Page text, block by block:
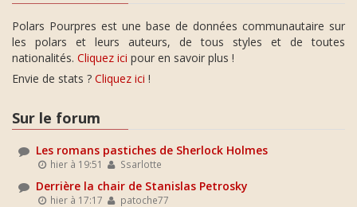
Polars Pourpres est une base de données communautaire sur
les polars et leurs auteurs, de tous styles et de toutes
nationalités. Cliquez ici pour en savoir plus !
Envie de stats ? Cliquez ici !
Sur le forum
Les romans pastiches de Sherlock Holmes
hier à 19:51 Ssarlotte
Derrière la chair de Stanislas Petrosky
hier à 17:17 patoche77